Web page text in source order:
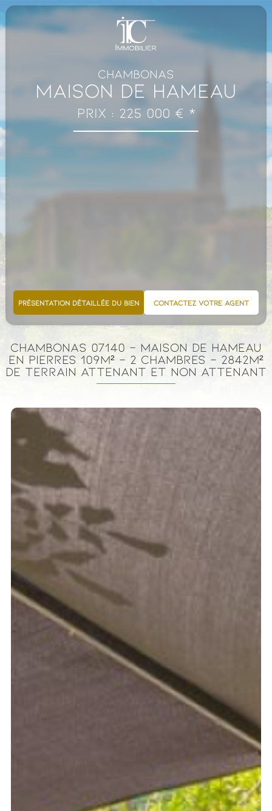
CHAMBONAS
Maison de hameau
Prix : 225 000 € *
PRÉSENTATION DÉTAILLÉE DU BIEN CONTACTEZ VOTRE AGENT
CHAMBONAS 07140 - MAISON DE HAMEAU
EN PIERRES 109M² - 2 CHAMBRES - 2842M²
DE TERRAIN ATTENANT ET NON ATTENANT